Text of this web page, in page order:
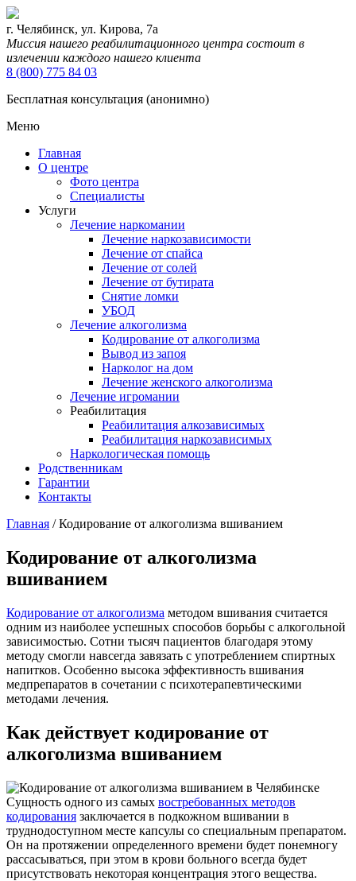
г. Челябинск, ул. Кирова, 7а
Миссия нашего реабилитационного центра состоит в
излечении каждого нашего клиента
8 (800) 775 84 03
Бесплатная консультация (анонимно)
Меню
Главная
О центре
Фото центра
Специалисты
Услуги
Лечение наркомании
Лечение наркозависимости
Лечение от спайса
Лечение от солей
Лечение от бутирата
Снятие ломки
УБОД
Лечение алкоголизма
Кодирование от алкоголизма
Вывод из запоя
Нарколог на дом
Лечение женского алкоголизма
Лечение игромании
Реабилитация
Реабилитация алкозависимых
Реабилитация наркозависимых
Наркологическая помощь
Родственникам
Гарантии
Контакты
Главная /Кодирование от алкоголизма вшиванием
Кодирование от алкоголизма
вшиванием
Кодирование от алкоголизма методом вшивания считается
одним из наиболее успешных способов борьбы с алкогольной
зависимостью. Сотни тысяч пациентов благодаря этому
методу смогли навсегда завязать с употреблением спиртных
напитков. Особенно высока эффективность вшивания
медпрепаратов в сочетании с психотерапевтическими
методами лечения.
Как действует кодирование от
алкоголизма вшиванием
Сущность одного из самых востребованных методов
кодирования заключается в подкожном вшивании в
труднодоступном месте капсулы со специальным препаратом.
Он на протяжении определенного времени будет понемногу
рассасываться, при этом в крови больного всегда будет
присутствовать некоторая концентрация этого вещества.